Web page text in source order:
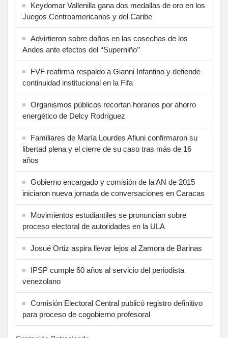
Keydomar Vallenilla gana dos medallas de oro en los
Juegos Centroamericanos y del Caribe
Advirtieron sobre daños en las cosechas de los
Andes ante efectos del ‘‘Superniño’’
FVF reafirma respaldo a Gianni Infantino y defiende
continuidad institucional en la Fifa
Organismos públicos recortan horarios por ahorro
energético de Delcy Rodríguez
Familiares de María Lourdes Afiuni confirmaron su
libertad plena y el cierre de su caso tras más de 16
años
Gobierno encargado y comisión de la AN de 2015
iniciaron nueva jornada de conversaciones en Caracas
Movimientos estudiantiles se pronuncian sobre
proceso electoral de autoridades en la ULA
Josué Ortiz aspira llevar lejos al Zamora de Barinas
IPSP cumple 60 años al servicio del periodista
venezolano
Comisión Electoral Central publicó registro definitivo
para proceso de cogobierno profesoral